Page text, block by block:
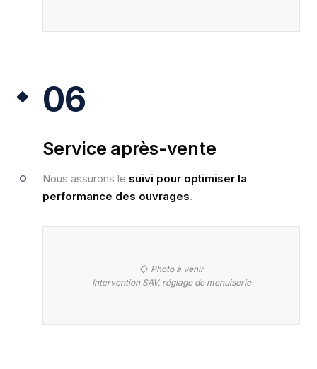
06
Service après-vente
Nous assurons le suivi pour optimiser la
performance des ouvrages.
◇ Photo à venir
Intervention SAV, réglage de menuiserie